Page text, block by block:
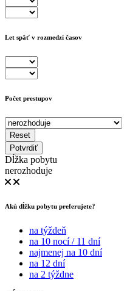
Let späť v rozmedzí časov
Počet prestupov
Reset
Potvrdiť
Dĺžka pobytu
nerozhoduje
Akú dĺžku pobytu preferujete?
na týždeň
na 10 nocí / 11 dní
najmenej na 10 dní
na 12 dní
na 2 týždne